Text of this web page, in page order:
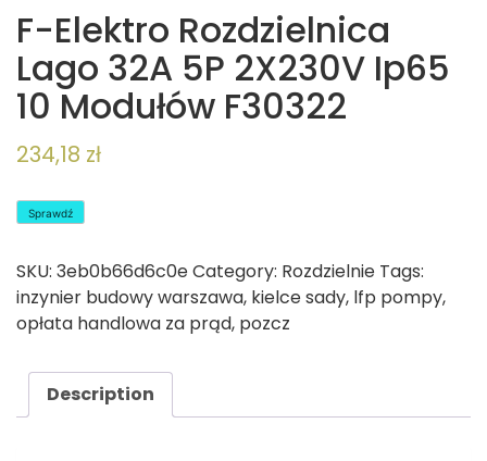
F-Elektro Rozdzielnica
Lago 32A 5P 2X230V Ip65
10 Modułów F30322
234,18 zł
Sprawdź
SKU: 3eb0b66d6c0eCategory: Rozdzielnie Tags:
inzynier budowy warszawa, kielce sady, lfp pompy,
opłata handlowa za prąd, pozcz
Description